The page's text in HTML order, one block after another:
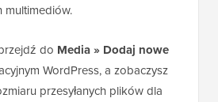
do Media » Dodaj nowe
WordPress, a zobaczysz
przesyłanych plików dla